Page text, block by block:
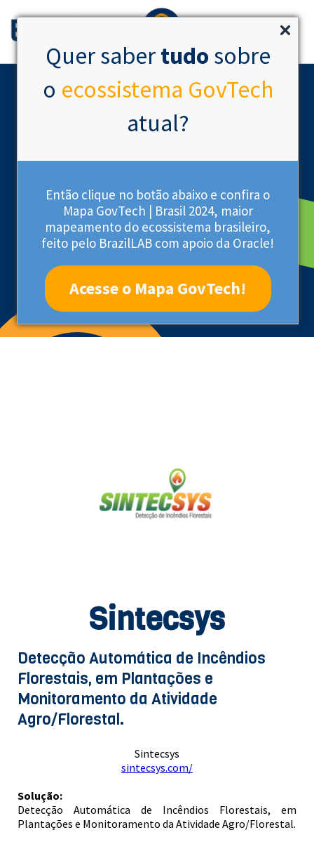
Quer sabertudo sobre
o ecossistema GovTech
atual?
Então clique no botão abaixo e confira o
Mapa GovTech | Brasil 2024, maior
mapeamento do ecossistema brasileiro,
feito pelo BrazilLAB com apoio da Oracle!
Acesse o Mapa GovTech!
Startup Acelerada
Sintecsys
Detecção Automática de Incêndios
Florestais, em Plantações e
Monitoramento da Atividade
Agro/Florestal.
Sintecsys
sintecsys.com/
Solução:
Detecção Automática de Incêndios Florestais, em
Plantações e Monitoramento da Atividade Agro/Florestal.